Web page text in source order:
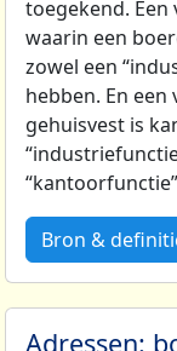
toegekend.
waarin een
zowel een
hebben. En
gehuisvest is
Bron &
Adressen: